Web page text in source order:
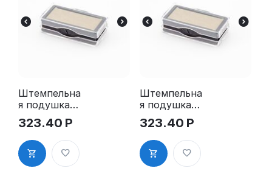
Штемпельна
я подушка
для GRM
4912 2Pads
323.40 Р
Штемпельна
я подушка
для GRM
4912 2Pads,
синяя
323.40 Р